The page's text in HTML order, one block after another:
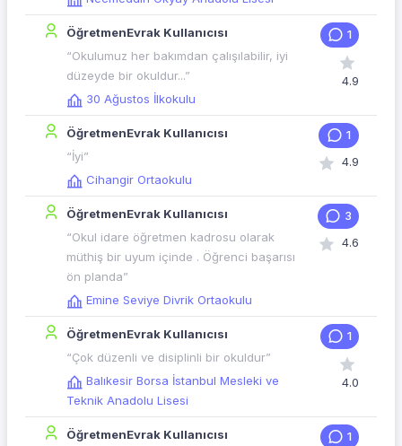
ÖğretmenEvrak Kullanıcısı
“Okulumuz her bakımdan çalışılabilir, iyi
düzeyde bir okuldur...”
30 Ağustos İlkokulu
1
4.9
ÖğretmenEvrak Kullanıcısı
“İyi”
Cihangir Ortaokulu
1
4.9
ÖğretmenEvrak Kullanıcısı
“Okul idare öğretmen kadrosu olarak
müthiş bir uyum içinde . Öğrenci başarısı
ön planda”
Emine Seviye Divrik Ortaokulu
3
4.6
ÖğretmenEvrak Kullanıcısı
“Çok düzenli ve disiplinli bir okuldur”
Balıkesir Borsa İstanbul Mesleki ve
Teknik Anadolu Lisesi
1
4.0
ÖğretmenEvrak Kullanıcısı
1